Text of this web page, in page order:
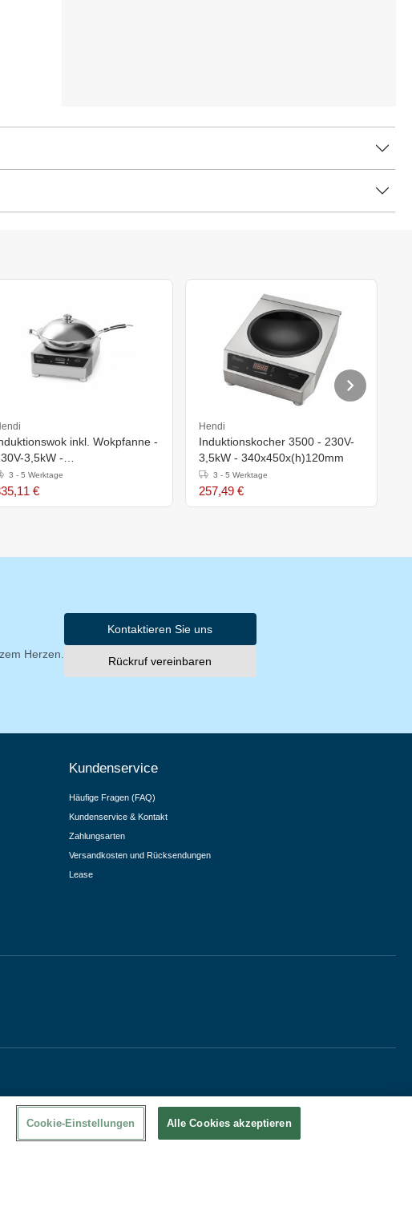
inkl. Wokpfanne -
3,5kW -
3 - 5 Werktage
€
Hendi
Induktionskocher 3500 - 230V-
3,5kW - 340x450x(h)120mm
3 - 5 Werktage
257,49 €
Herzen.
Kontaktieren Sie uns
Rückruf vereinbaren
Kundenservice
Häufige Fragen (FAQ)
Kundenservice & Kontakt
Zahlungsarten
Versandkosten und Rücksendungen
Lease
Cookie-Einstellungen Alle Cookies akzeptieren